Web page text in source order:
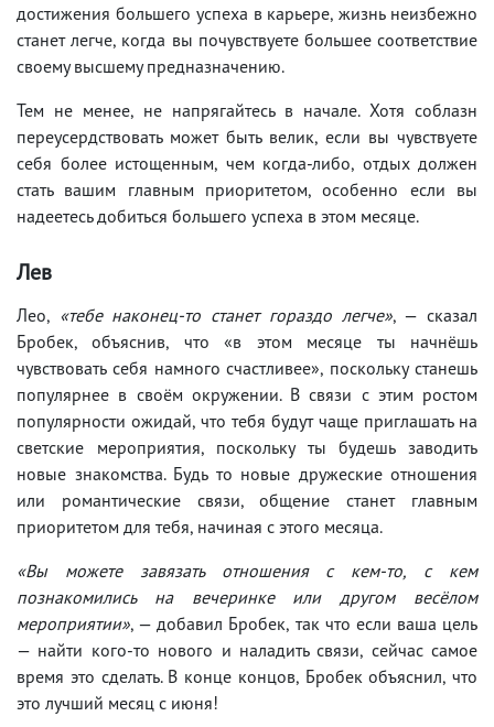
достижения большего успеха в карьере, жизнь неизбежно
станет легче, когда вы почувствуете большее соответствие
своему высшему предназначению.
Тем не менее, не напрягайтесь в начале. Хотя соблазн
переусердствовать может быть велик, если вы чувствуете
себя более истощенным, чем когда-либо, отдых должен
стать вашим главным приоритетом, особенно если вы
надеетесь добиться большего успеха в этом месяце.
Лев
Лео, «тебе наконец-то станет гораздо легче», — сказал
Бробек, объяснив, что «в этом месяце ты начнёшь
чувствовать себя намного счастливее», поскольку станешь
популярнее в своём окружении. В связи с этим ростом
популярности ожидай, что тебя будут чаще приглашать на
светские мероприятия, поскольку ты будешь заводить
новые знакомства. Будь то новые дружеские отношения
или романтические связи, общение станет главным
приоритетом для тебя, начиная с этого месяца.
«Вы можете завязать отношения с кем-то, с кем
познакомились на вечеринке или другом весёлом
мероприятии», — добавил Бробек, так что если ваша цель
— найти кого-то нового и наладить связи, сейчас самое
время это сделать. В конце концов, Бробек объяснил, что
это лучший месяц с июня!